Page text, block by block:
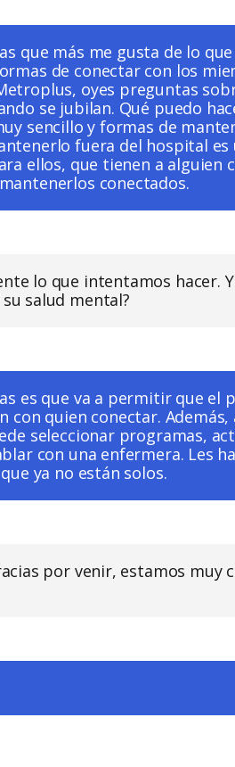
que más me gusta de lo
de conectar con los
oyes preguntas
se jubilan. Qué puedo
sencillo y formas de
fuera del hospital
ellos, que tienen a alguien
conectados.
lo que intentamos hacer.
salud mental?
es que va a permitir que el
con quien conectar.
seleccionar programas,
con una enfermera. Les
ya no están solos.
por venir, estamos